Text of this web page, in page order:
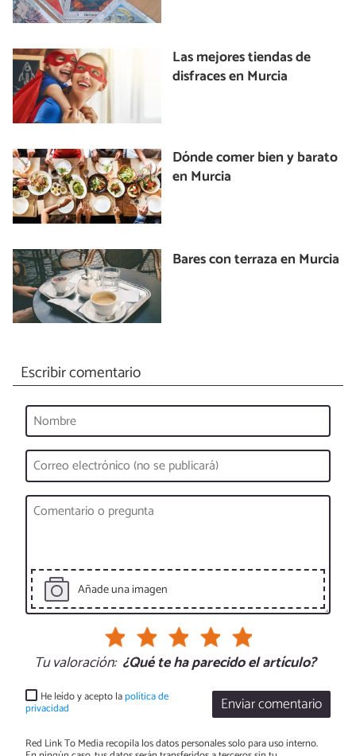
Las mejores tiendas de
disfraces en Murcia
Dónde comer bien y barato
en Murcia
Bares con terraza en Murcia
Escribir comentario
Añade una imagen
Tu valoración: ¿Qué te ha parecido el artículo?
Enviar comentario
He leído y acepto lapolítica de
privacidad
Red Link To Media recopila los datos personales solo para uso interno.